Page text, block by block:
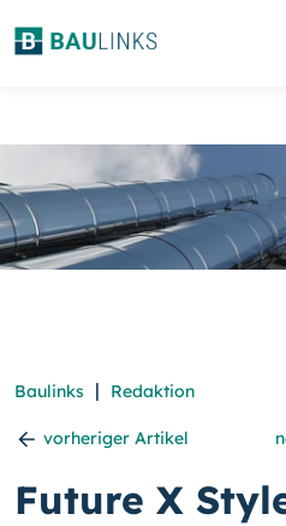
Baulinks | Redaktion
vorheriger Artikel
Future X